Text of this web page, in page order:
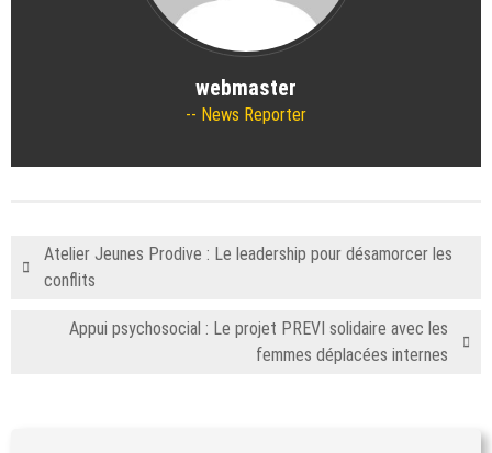
webmaster
News Reporter
Atelier Jeunes Prodive : Le leadership pour désamorcer les
conflits
Appui psychosocial : Le projet PREVI solidaire avec les
femmes déplacées internes